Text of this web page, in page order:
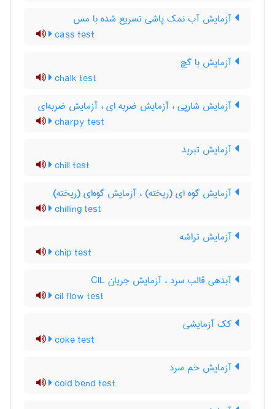
آزمایش آب نمک پاشی تسریع شده با مس
cass test
آزمایش با گچ
chalk test
آزمایش شارپی ، آزمایش ضربه ای ، آزمایش ضربه‌ای
charpy test
آزمایش تبرید
chill test
آزمایش گوه ای (ریخته) ، آزمایش گوه‌ای (ریخته)
chilling test
آزمایش تراشه
chip test
آبدهی قالب سرد ، آزمایش جریان CIL
cil flow test
کک آزمایشی
coke test
آزمایش خم سرد
cold bend test